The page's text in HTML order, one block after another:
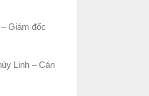
Giám đốc
Linh – Cán